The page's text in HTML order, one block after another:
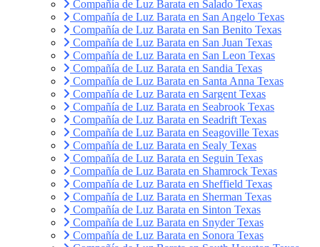
Compañía de Luz Barata en Salado Texas
Compañía de Luz Barata en San Angelo Texas
Compañía de Luz Barata en San Benito Texas
Compañía de Luz Barata en San Juan Texas
Compañía de Luz Barata en San Leon Texas
Compañía de Luz Barata en Sandia Texas
Compañía de Luz Barata en Santa Anna Texas
Compañía de Luz Barata en Sargent Texas
Compañía de Luz Barata en Seabrook Texas
Compañía de Luz Barata en Seadrift Texas
Compañía de Luz Barata en Seagoville Texas
Compañía de Luz Barata en Sealy Texas
Compañía de Luz Barata en Seguin Texas
Compañía de Luz Barata en Shamrock Texas
Compañía de Luz Barata en Sheffield Texas
Compañía de Luz Barata en Sherman Texas
Compañía de Luz Barata en Sinton Texas
Compañía de Luz Barata en Snyder Texas
Compañía de Luz Barata en Sonora Texas